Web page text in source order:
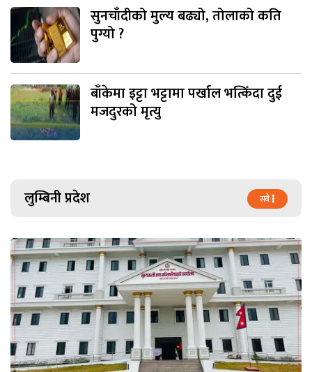
सुनचाँदीको मुल्य बढ्यो, तोलाको कति
पुग्यो ?
बाँकेमा इट्टा भट्टामा पर्खाल भत्किँदा दुई
मजदुरको मृत्यु
लुम्बिनी प्रदेश सबै